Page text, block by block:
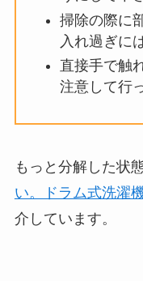
掃除の際に
入れ過ぎに
直接手で触
注意して行
もっと分解した状態
い。ドラム式洗濯
介しています。